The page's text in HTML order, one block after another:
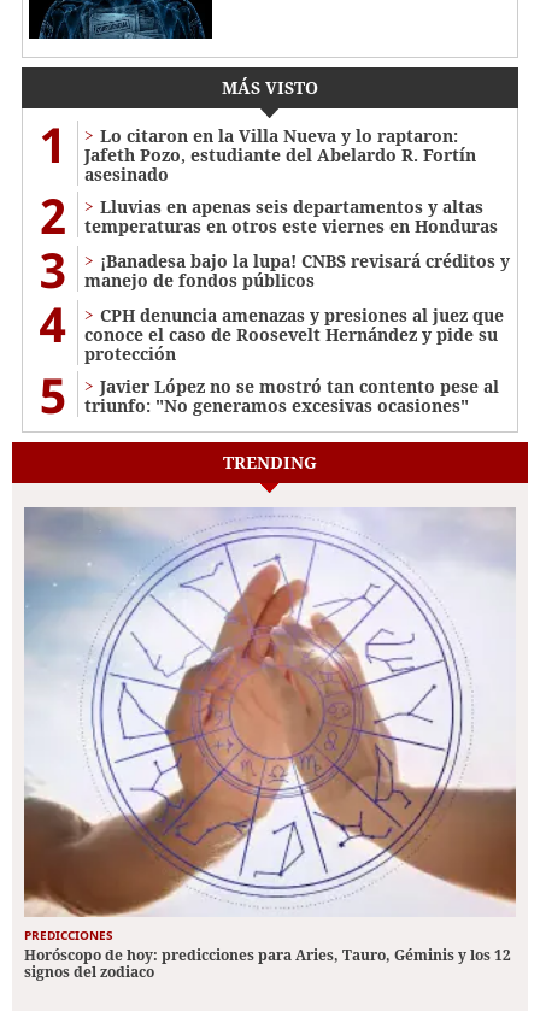
MÁS VISTO
1
Lo citaron en la Villa Nueva y lo raptaron:
Jafeth Pozo, estudiante del Abelardo R. Fortín
asesinado
2
Lluvias en apenas seis departamentos y altas
temperaturas en otros este viernes en Honduras
3
¡Banadesa bajo la lupa! CNBS revisará créditos y
manejo de fondos públicos
4
CPH denuncia amenazas y presiones al juez que
conoce el caso de Roosevelt Hernández y pide su
protección
5
Javier López no se mostró tan contento pese al
triunfo: "No generamos excesivas ocasiones"
TRENDING
PREDICCIONES
Horóscopo de hoy: predicciones para Aries, Tauro, Géminis y los 12
signos del zodiaco